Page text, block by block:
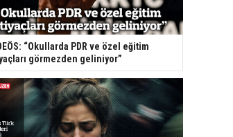
“Okullarda PDR ve özel eğitim
görmezden geliniyor”